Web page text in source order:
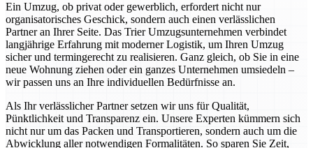
Ein Umzug, ob privat oder gewerblich, erfordert nicht nur
organisatorisches Geschick, sondern auch einen verlässlichen
Partner an Ihrer Seite. Das Trier Umzugsunternehmen verbindet
langjährige Erfahrung mit moderner Logistik, um Ihren Umzug
sicher und termingerecht zu realisieren. Ganz gleich, ob Sie in eine
neue Wohnung ziehen oder ein ganzes Unternehmen umsiedeln –
wir passen uns an Ihre individuellen Bedürfnisse an.
Als Ihr verlässlicher Partner setzen wir uns für Qualität,
Pünktlichkeit und Transparenz ein. Unsere Experten kümmern sich
nicht nur um das Packen und Transportieren, sondern auch um die
Abwicklung aller notwendigen Formalitäten. So sparen Sie Zeit,